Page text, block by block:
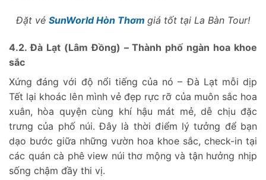
Đặt vé SunWorld Hòn Thơm giá tốt tại La Bàn Tour!
4.2. Đà Lạt (Lâm Đồng) – Thành phố ngàn hoa khoe
sắc
Xứng đáng với độ nổi tiếng của nó – Đà Lạt mỗi dịp
Tết lại khoác lên mình vẻ đẹp rực rỡ của muôn sắc hoa
xuân, hòa quyện cùng khí hậu mát mẻ, dễ chịu đặc
trưng của phố núi. Đây là thời điểm lý tưởng để bạn
dạo bước giữa những vườn hoa khoe sắc, check-in tại
các quán cà phê view núi thơ mộng và tận hưởng nhịp
sống chậm đầy thi vị.